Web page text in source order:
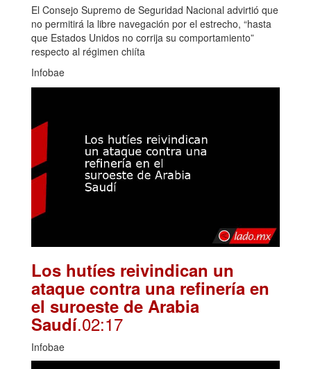
El Consejo Supremo de Seguridad Nacional advirtió que
no permitirá la libre navegación por el estrecho, “hasta
que Estados Unidos no corrija su comportamiento”
respecto al régimen chiíta
Infobae
Los hutíes reivindican un
ataque contra una refinería en
el suroeste de Arabia
Saudí.02:17
Infobae